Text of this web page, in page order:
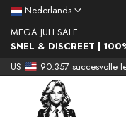
Nederlands
MEGA JULI SALE
SNEL & DISCREET |
US
90.357 succesvolle